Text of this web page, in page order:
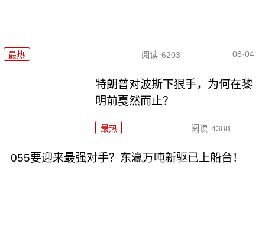
最热 阅读 6203 08-04
特朗普对波斯下狠手，为何在黎
明前戛然而止？
最热 阅读 4388
055要迎来最强对手？东瀛万吨新驱已上船台！